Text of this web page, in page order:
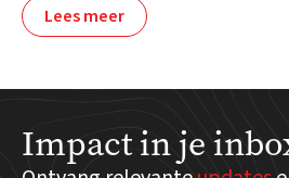
Lees meer
Impact in je